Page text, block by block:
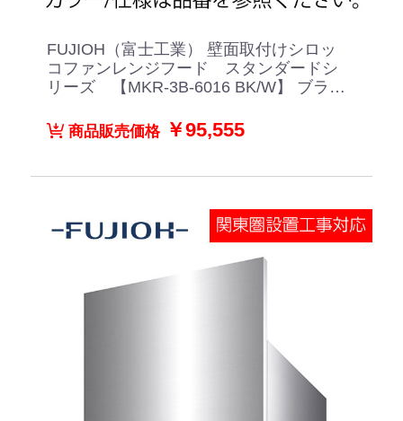
FUJIOH（富士工業） 壁面取付けシロッ
コファンレンジフード スタンダードシ
リーズ 【MKR-3B-6016 BK/W】 ブラッ
商品販売価格￥95,555